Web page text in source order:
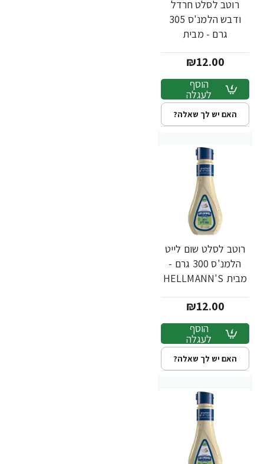
רוטב לסלט חרדל
ודבש הלמנ'ס 305
גרם - מבית
₪12.00
הוסף
לעגלה
האם יש לך שאלה?
רוטב לסלט שום לייט
הלמנ'ס 300 גרם -
מבית HELLMANN'S
₪12.00
הוסף
לעגלה
האם יש לך שאלה?